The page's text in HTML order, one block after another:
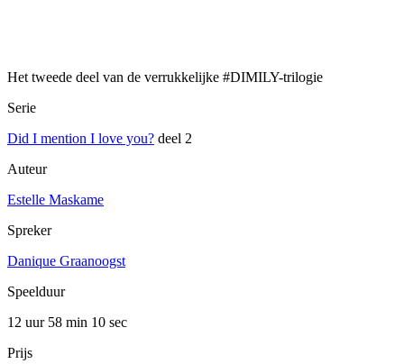
Het tweede deel van de verrukkelijke #DIMILY-trilogie
Serie
Did I mention I love you? deel 2
Auteur
Estelle Maskame
Spreker
Danique Graanoogst
Speelduur
12 uur 58 min 10 sec
Prijs